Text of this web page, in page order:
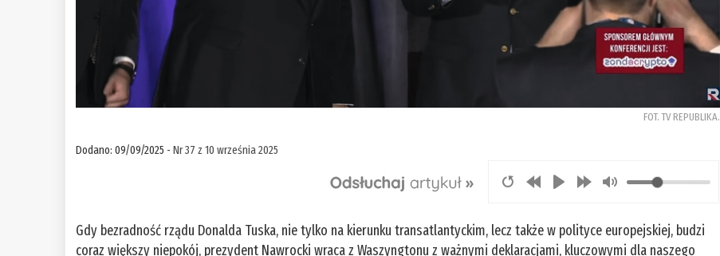
FOT. TV REPUBLIKA.
Dodano: 09/09/2025 -Nr 37 z 10 września 2025
Gdy bezradność rządu Donalda Tuska, nie tylko na kierunku transatlantyckim, lecz także w polityce europejskiej, budzi
coraz większy niepokój, prezydent Nawrocki wraca z Waszyngtonu z ważnymi deklaracjami, kluczowymi dla naszego